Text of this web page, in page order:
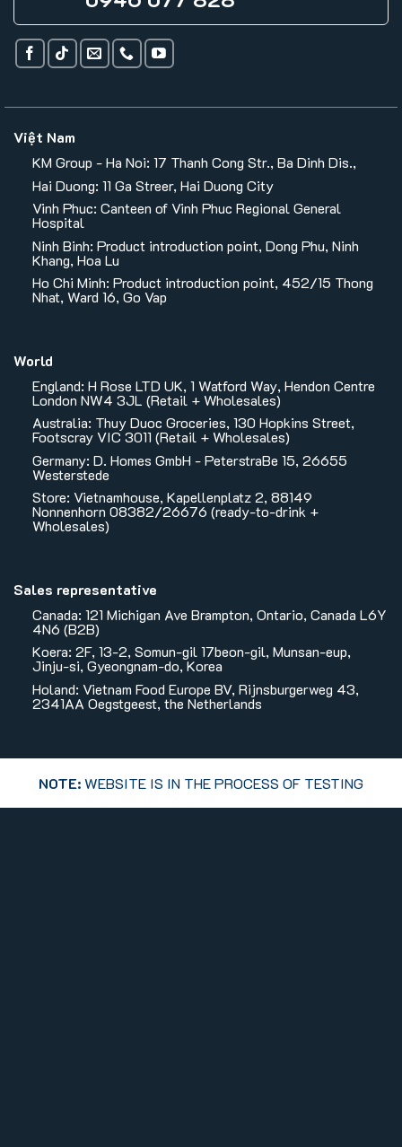
Việt Nam
KM Group - Ha Noi: 17 Thanh Cong Str., Ba Dinh Dis.,
Hai Duong: 11 Ga Streer, Hai Duong City
Vinh Phuc: Canteen of Vinh Phuc Regional General
Hospital
Ninh Binh: Product introduction point, Dong Phu, Ninh
Khang, Hoa Lu
Ho Chi Minh: Product introduction point, 452/15 Thong
Nhat, Ward 16, Go Vap
World
England: H Rose LTD UK, 1 Watford Way, Hendon Centre
London NW4 3JL (Retail + Wholesales)
Australia: Thuy Duoc Groceries, 130 Hopkins Street,
Footscray VIC 3011 (Retail + Wholesales)
Germany: D. Homes GmbH - PeterstraBe 15, 26655
Westerstede
Store: Vietnamhouse, Kapellenplatz 2, 88149
Nonnenhorn 08382/26676 (ready-to-drink +
Wholesales)
Sales representative
Canada: 121 Michigan Ave Brampton, Ontario, Canada L6Y
4N6 (B2B)
Koera: 2F, 13-2, Somun-gil 17beon-gil, Munsan-eup,
Jinju-si, Gyeongnam-do, Korea
Holand: Vietnam Food Europe BV, Rijnsburgerweg 43,
2341AA Oegstgeest, the Netherlands
NOTE:WEBSITE IS IN THE PROCESS OF TESTING